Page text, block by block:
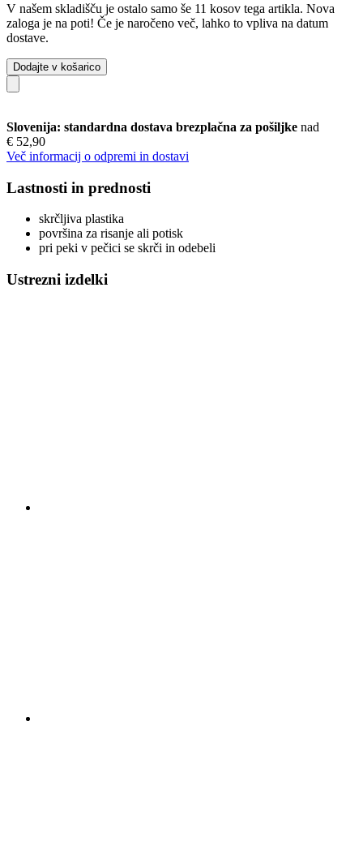
V našem skladišču je ostalo samo še 11 kosov tega artikla. Nova
zaloga je na poti! Če je naročeno več, lahko to vpliva na datum
dostave.
Dodajte v košarico
Slovenija: standardna dostava brezplačna za pošiljke nad
€ 52,90
Več informacij o odpremi in dostavi
Lastnosti in prednosti
skrčljiva plastika
površina za risanje ali potisk
pri peki v pečici se skrči in odebeli
Ustrezni izdelki